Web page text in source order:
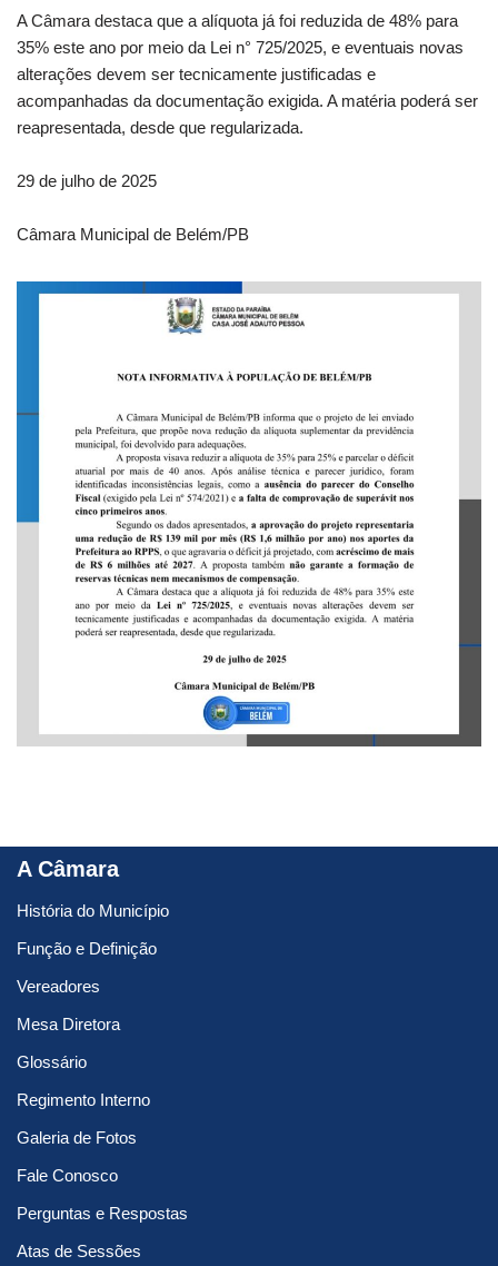
A Câmara destaca que a alíquota já foi reduzida de 48% para
35% este ano por meio da Lei n° 725/2025, e eventuais novas
alterações devem ser tecnicamente justificadas e
acompanhadas da documentação exigida. A matéria poderá ser
reapresentada, desde que regularizada.
29 de julho de 2025
Câmara Municipal de Belém/PB
A Câmara
História do Município
Função e Definição
Vereadores
Mesa Diretora
Glossário
Regimento Interno
Galeria de Fotos
Fale Conosco
Perguntas e Respostas
Atas de Sessões